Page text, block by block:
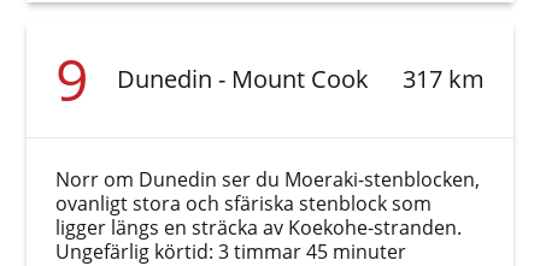
9 Dunedin - Mount Cook 317 km
Norr om Dunedin ser du Moeraki-stenblocken,
ovanligt stora och sfäriska stenblock som
ligger längs en sträcka av Koekohe-stranden.
Ungefärlig körtid: 3 timmar 45 minuter